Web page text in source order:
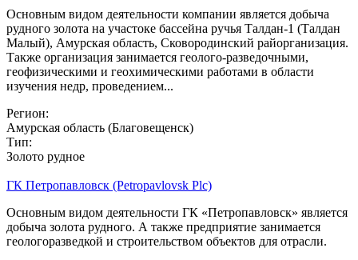
Основным видом деятельности компании является добыча
рудного золота на участоке бассейна ручья Талдан-1 (Талдан
Малый), Амурская область, Сковородинский райорганизация.
Также организация занимается геолого-разведочными,
геофизическими и геохимическими работами в области
изучения недр, проведением...
Регион:
Амурская область (Благовещенск)
Тип:
Золото рудное
ГК Петропавловск (Petropavlovsk Plc)
Основным видом деятельности ГК «Петропавловск» является
добыча золота рудного. А также предприятие занимается
геологоразведкой и строительством объектов для отрасли.